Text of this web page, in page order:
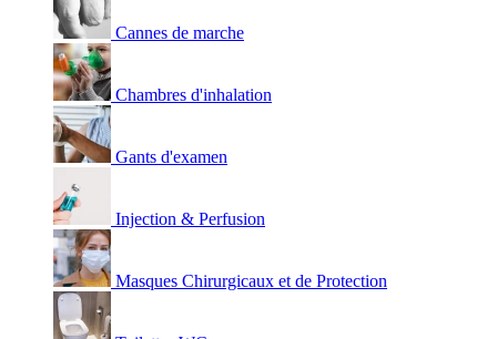
Cannes de marche
Chambres d'inhalation
Gants d'examen
Injection & Perfusion
Masques Chirurgicaux et de Protection